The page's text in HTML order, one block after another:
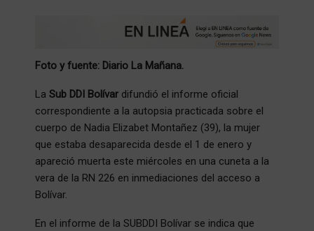
Foto y fuente: Diario La Mañana.
La Sub DDI Bolívar difundió el informe oficial
correspondiente a la autopsia practicada sobre el
cuerpo de Nadia Elizabet Montañez (39), la mujer
que estaba desaparecida desde el 1 de enero y
apareció muerta este miércoles en una cuneta a la
vera de la RN 226 en inmediaciones del acceso a
Bolívar.
En el informe de la SUBDDI Bolívar se indica que